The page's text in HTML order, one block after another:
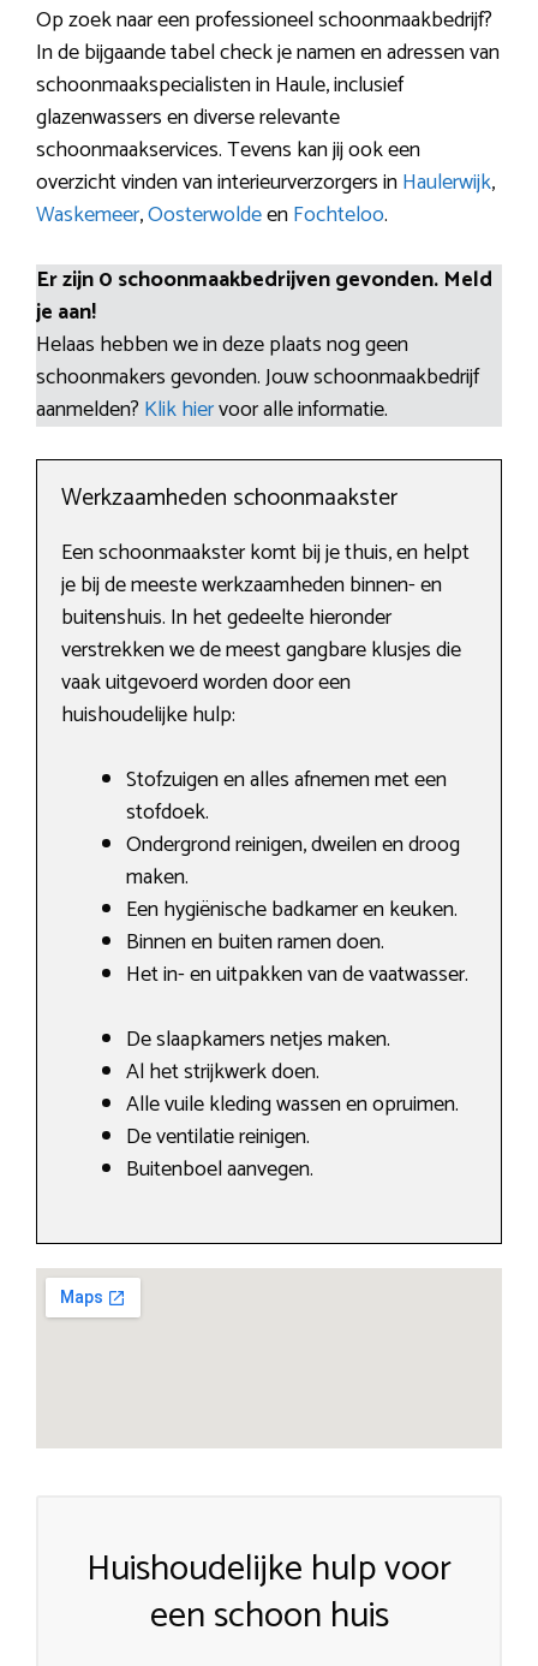
Op zoek naar een professioneel schoonmaakbedrijf?
In de bijgaande tabel check je namen en adressen van
schoonmaakspecialisten in Haule, inclusief
glazenwassers en diverse relevante
schoonmaakservices. Tevens kan jij ook een
overzicht vinden van interieurverzorgers inHaulerwijk,
Waskemeer,OosterwoldeenFochteloo.
Er zijn 0 schoonmaakbedrijven gevonden. Meld
je aan!
Helaas hebben we in deze plaats nog geen
schoonmakers gevonden. Jouw schoonmaakbedrijf
aanmelden? Klik hiervoor alle informatie.
Werkzaamheden schoonmaakster
Een schoonmaakster komt bij je thuis, en helpt
je bij de meeste werkzaamheden binnen- en
buitenshuis. In het gedeelte hieronder
verstrekken we de meest gangbare klusjes die
vaak uitgevoerd worden door een
huishoudelijke hulp:
Stofzuigen en alles afnemen met een
stofdoek.
Ondergrond reinigen, dweilen en droog
maken.
Een hygiënische badkamer en keuken.
Binnen en buiten ramen doen.
Het in- en uitpakken van de vaatwasser.
De slaapkamers netjes maken.
Al het strijkwerk doen.
Alle vuile kleding wassen en opruimen.
De ventilatie reinigen.
Buitenboel aanvegen.
Huishoudelijke hulp voor
een schoon huis